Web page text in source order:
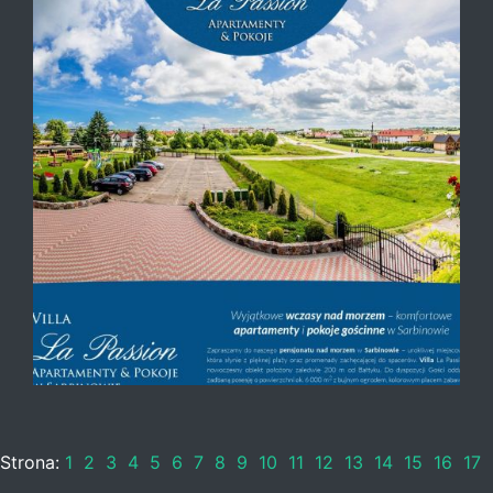
Strona: 1 2 3 4 5 6 7 8 9 10 11 12 13 14 15 16 17